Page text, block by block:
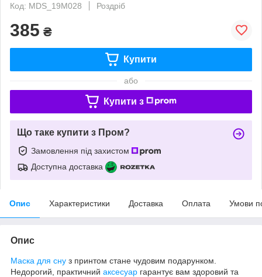
Код: MDS_19M028
Роздріб
385 ₴
Купити
або
Купити з
Що таке купити з Пром?
Замовлення під захистом
Доступна доставка
Опис Характеристики Доставка Оплата Умови
Опис
Маска для сну з принтом стане чудовим подарунком.
Недорогий, практичний аксесуар гарантує вам здоровий та